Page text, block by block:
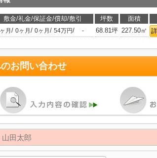
敷金/礼金/保証金/償却/敷引 坪数 面積
月 / 0ヶ月 / 0ヶ月 / 54万円/ - 68.81坪 227.50㎡
お問い合わせ